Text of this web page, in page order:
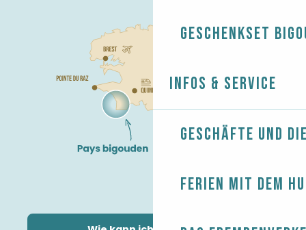
Geschenkset
Infos & Service
Geschäfte und
Ferien mit dem